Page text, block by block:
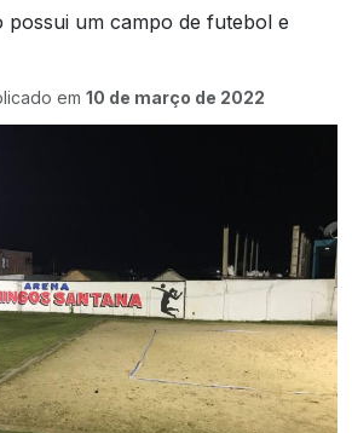
possui um campo de futebol e
em 10 de março de 2022